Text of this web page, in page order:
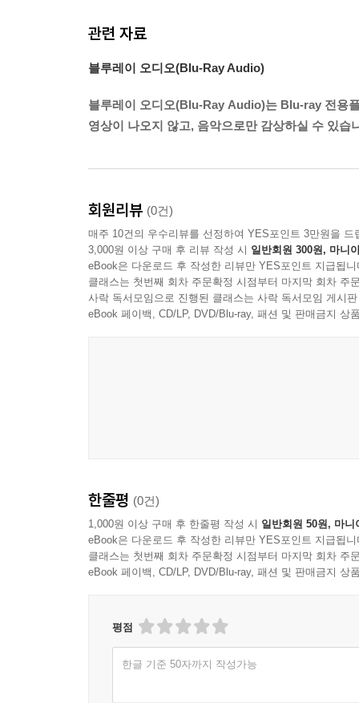
관련 자료
블루레이 오디오(Blu-Ray Audio)
블루레이 오디오(Blu-Ray Audio)는 Blu-ray 전용
영상이 나오지 않고, 음악으로만 감상하실 수 있습
회원리뷰 (0건)
매주 10건의 우수리뷰를 선정하여 YES포인트 3만원을 드
3,000원 이상 구매 후 리뷰 작성 시 일반회원 300원, 마니
eBook은 다운로드 후 작성한 리뷰만 YES포인트 지급됩니
클래스는 첫번째 회차 주문확정 시점부터 마지막 회차 주
사락 독서모임으로 진행된 클래스는 사락 독서모임 게시
eBook 페이백, CD/LP, DVD/Blu-ray, 패션 및 판매금지 상
한줄평 (0건)
1,000원 이상 구매 후 한줄평 작성 시 일반회원 50원, 마니
eBook은 다운로드 후 작성한 리뷰만 YES포인트 지급됩니
클래스는 첫번째 회차 주문확정 시점부터 마지막 회차 주
eBook 페이백, CD/LP, DVD/Blu-ray, 패션 및 판매금지 상
평점
한글 기준 50자까지 작성가능